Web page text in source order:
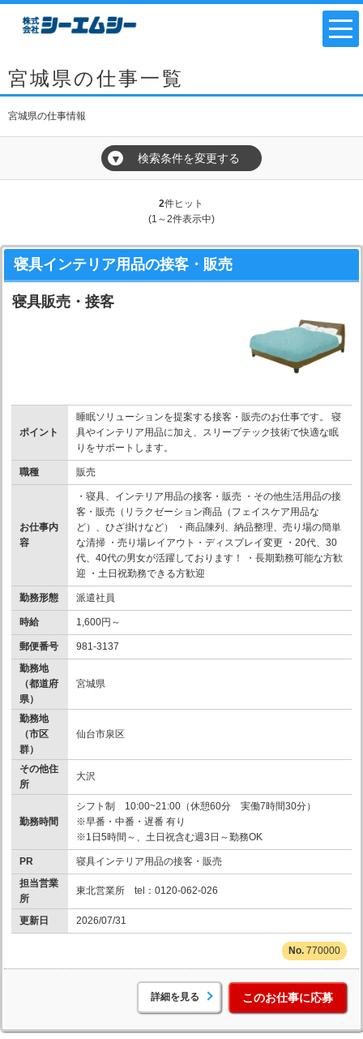
宮城県の仕事一覧
宮城県の仕事情報
▼ 検索条件を変更する
2件ヒット
(1～2件表示中)
寝具インテリア用品の接客・販売
寝具販売・接客
ポイント
睡眠ソリューションを提案する接客・販売のお仕事です。 寝
具やインテリア用品に加え、スリープテック技術で快適な眠
りをサポートします。
職種 販売
お仕事内
容
・寝具、インテリア用品の接客・販売 ・その他生活用品の接
客・販売（リラクゼーション商品（フェイスケア用品な
ど）、ひざ掛けなど） ・商品陳列、納品整理、売り場の簡単
な清掃 ・売り場レイアウト・ディスプレイ変更 ・20代、30
代、40代の男女が活躍しております！ ・長期勤務可能な方歓
迎 ・土日祝勤務できる方歓迎
勤務形態 派遣社員
時給 1,600円～
郵便番号
981-3137
勤務地
（都道府
県）
宮城県
勤務地
（市区
群）
仙台市泉区
その他住
所
大沢
勤務時間
シフト制 10:00~21:00（休憩60分 実働7時間30分）
※早番・中番・遅番 有り
※1日5時間～、土日祝含む週3日～勤務OK
PR
寝具インテリア用品の接客・販売
担当営業
所
東北営業所 tel：0120-062-026
更新日 2026/07/31
770000
詳細を見る このお仕事に応募